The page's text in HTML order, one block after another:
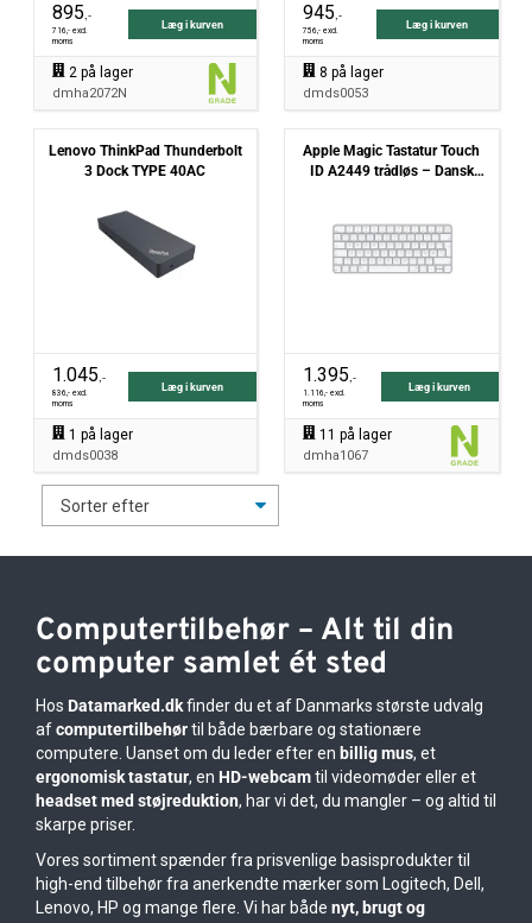
895,-
716,- excl.
moms
Læg i kurven
2på lager
dmha2072N
945,-
756,- excl.
moms
Læg i kurven
8 på lager
dmds0053
Lenovo ThinkPad Thunderbolt
3 Dock TYPE 40AC
1.045,-
836,- excl.
moms
Læg i kurven
1 på lager
dmds0038
Apple Magic Tastatur Touch
ID A2449 trådløs – Dansk
1.395,-
1.116,- excl.
moms
Læg i kurven
11 på lager
dmha1067
Computertilbehør – Alt til din
computer samlet ét sted
Hos Datamarked.dkfinder du et af Danmarks største udvalg
afcomputertilbehørtil både bærbare og stationære
computere. Uanset om du leder efter en billig mus, et
ergonomisk tastatur, en HD-webcamtil videomøder eller et
headset med støjreduktion, har vi det, du mangler – og altid til
skarpe priser.
Vores sortiment spænder fra prisvenlige basisprodukter til
high-end tilbehør fra anerkendte mærker som Logitech, Dell,
Lenovo, HP og mange flere. Vi har både nyt, brugt og